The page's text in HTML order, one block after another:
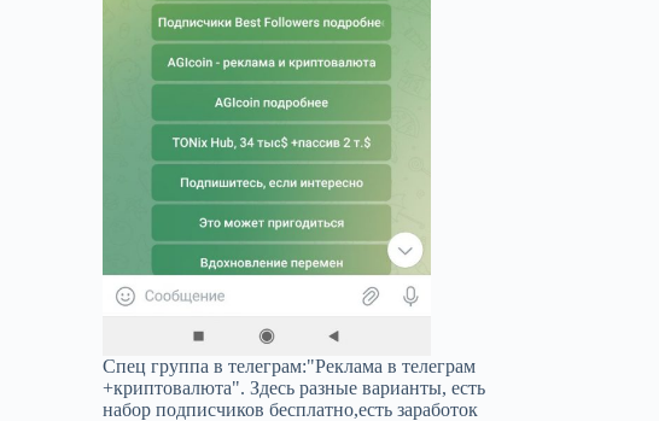
Спец группа в телеграм:"Реклама в телеграм
+криптовалюта". Здесь разные варианты, есть
набор подписчиков бесплатно,есть заработок